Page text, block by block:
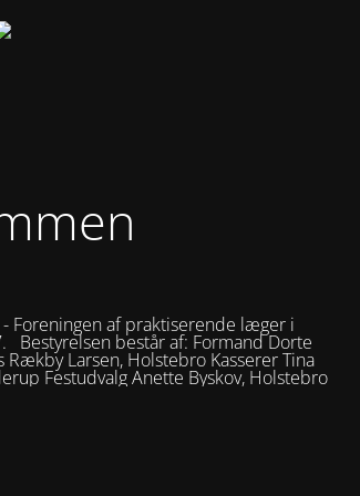
Foreningen af praktiserende læger i
består af: Formand Dorte
Larsen, Holstebro Kasserer Tina
Festudvalg Anette Byskov, Holstebro